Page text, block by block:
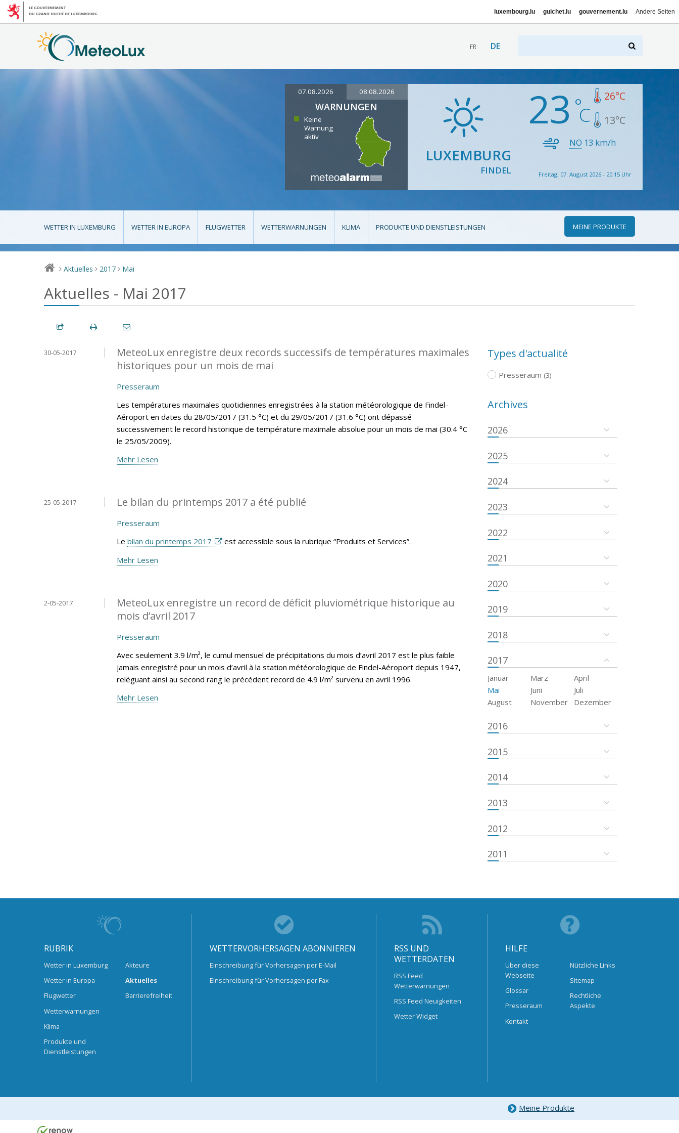
luxembourg.lu guichet.lu gouvernement.lu Andere Seiten
FR DE
07.08.2026 08.08.2026
WARNUNGEN
Keine
Warnung
aktiv
LUXEMBURG
FINDEL
23 26°C
13°C
NO 13 km/h
Freitag, 07. August 2026 - 20:15 Uhr
WETTER IN LUXEMBURG WETTER IN EUROPA FLUGWETTER WETTERWARNUNGEN KLIMA PRODUKTE UND DIENSTLEISTUNGEN MEINE PRODUKTE
> Aktuelles > 2017 > Mai
Aktuelles - Mai 2017
MeteoLux enregistre deux records successifs de températures maximales
historiques pour un mois de mai
30-05-2017
Presseraum
Les températures maximales quotidiennes enregistrées à la station météorologique de Findel-
Aéroport en dates du 28/05/2017 (31.5 °C) et du 29/05/2017 (31.6 °C) ont dépassé
successivement le record historique de température maximale absolue pour un mois de mai (30.4 °C
le 25/05/2009).
Mehr Lesen
Le bilan du printemps 2017 a été publié
25-05-2017
Presseraum
Le bilan du printemps 2017
est accessible sous la rubrique “Produits et Services”.
Mehr Lesen
MeteoLux enregistre un record de déficit pluviométrique historique au
mois d’avril 2017
2-05-2017
Presseraum
Avec seulement 3.9 l/m², le cumul mensuel de précipitations du mois d’avril 2017 est le plus faible
jamais enregistré pour un mois d’avril à la station météorologique de Findel-Aéroport depuis 1947,
reléguant ainsi au second rang le précédent record de 4.9 l/m² survenu en avril 1996.
Mehr Lesen
Types d'actualité
Presseraum (3)
Archives
2026
2025
2024
2023
2022
2021
2020
2019
2018
2017
Januar März
April
Mai
Juni
Juli
August
November Dezember
2016
2015
2014
2013
2012
2011
RUBRIK
Wetter in Luxemburg
Wetter in Europa
Flugwetter
Wetterwarnungen
Klima
Produkte und
Dienstleistungen
Akteure
Aktuelles
Barrierefreiheit
WETTERVORHERSAGEN ABONNIEREN
Einschreibung für Vorhersagen per E-Mail
Einschreibung für Vorhersagen per Fax
RSS UND
WETTERDATEN
RSS Feed
Wetterwarnungen
RSS Feed Neuigkeiten
Wetter Widget
HILFE
Über diese
Webseite
Glossar
Presseraum
Kontakt
Nützliche Links
Sitemap
Rechtliche
Aspekte
Meine Produkte